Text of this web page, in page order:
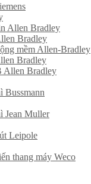
Allen Bradley
Bradley
mềm Allen-Bradley
Bradley
Allen Bradley
Bussmann
Jean Muller
Leipole
thang máy Weco